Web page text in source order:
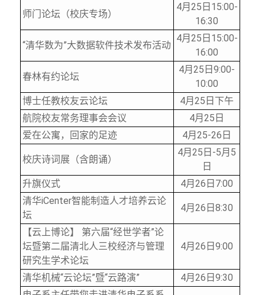
师门论坛（校庆专场）
4月25日15:00-
16:30
“清华数为”大数据软件技术发布活动
4月25日15:00-
16:00
春林有约论坛
4月25日9:00-
10:00
博士任教校友云论坛
4月25日下午
航院校友常务理事会会议
4月25日
爱在公寓，回家的足迹
4月25-26日
校庆诗词展（含朗诵）
4月25日-5月5
日
升旗仪式
4月26日7:00
清华iCenter智能制造人才培养云论
坛
4月26日8:30
【云上博论】 第六届“经世学者”论
坛暨第二届清北人三校经济与管理
研究生学术论坛
4月26日9:00
清华机械“云论坛”暨“云路演” 4月26日9:30